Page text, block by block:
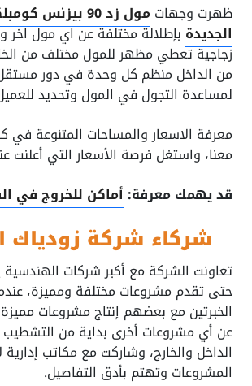
ظهرت وجهات
مول زد 90 بيزنس
الجديدة بإطلالة مختلفة عن اي مول
زجاجية تعطي مظهر للمول مختلف من
من الداخل منظم كل وحدة في دور مستقل
لمساعدة التجول في المول وتحديد
معرفة الاسعار والمساحات المتنوعة
معنا، واستغل فرصة الأسعار التي أعلنت
قد يهمك معرفة: أماكن للخروج في
شركاء شركة زودياك
تعاونت الشركة مع أكبر شركات الهندسية
حتى تقدم مشروعات مختلفة ومميزة،
الخبرتين مع بعضهم إنتاج مشروعات
عن أي مشروعات أخرى بداية من
الداخل والخارج، وشاركت مع مكاتب إدارية
المشروعات وتهتم بأدق التفاصيل.